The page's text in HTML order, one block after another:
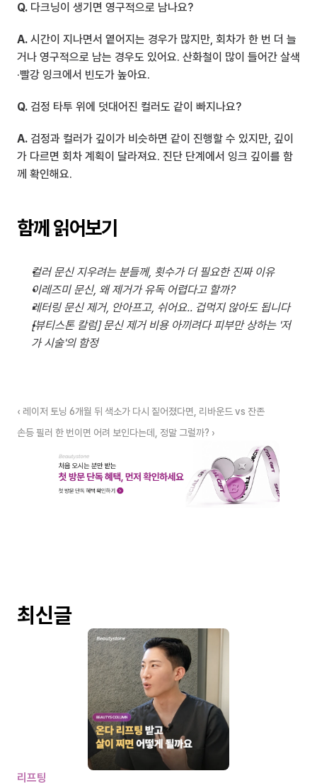
Q. 다크닝이 생기면 영구적으로 남나요?
A. 시간이 지나면서 옅어지는 경우가 많지만, 회차가 한 번 더 늘
거나 영구적으로 남는 경우도 있어요. 산화철이 많이 들어간 살색
·빨강 잉크에서 빈도가 높아요.
Q. 검정 타투 위에 덧대어진 컬러도 같이 빠지나요?
A. 검정과 컬러가 깊이가 비슷하면 같이 진행할 수 있지만, 깊이
가 다르면 회차 계획이 달라져요. 진단 단계에서 잉크 깊이를 함
께 확인해요.
함께 읽어보기
컬러 문신 지우려는 분들께, 횟수가 더 필요한 진짜 이유
이레즈미 문신, 왜 제거가 유독 어렵다고 할까?
레터링 문신 제거, 안아프고, 쉬어요.. 겁먹지 않아도 됩니다
[뷰티스톤 칼럼] 문신 제거 비용 아끼려다 피부만 상하는 '저
가 시술'의 함정
‹ 레이저 토닝 6개월 뒤 색소가 다시 짙어졌다면, 리바운드 vs 잔존
손등 필러 한 번이면 어려 보인다는데, 정말 그럴까? ›
최신글
리프팅